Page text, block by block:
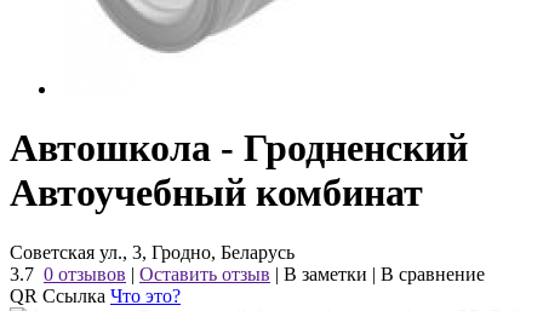
Автошкола - Гродненский
Автоучебный комбинат
Советская ул., 3, Гродно, Беларусь
3.7 0 отзывов | Оставить отзыв | В заметки | В сравнение
QR Ссылка Что это?